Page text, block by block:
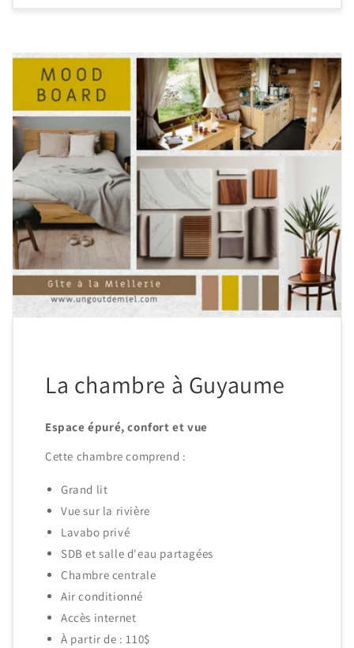
La chambre à Guyaume
Espace épuré, confort et vue
Cette chambre comprend :
Grand lit
Vue sur la rivière
Lavabo privé
SDB et salle d'eau partagées
Chambre centrale
Air conditionné
Accès internet
À partir de : 110$